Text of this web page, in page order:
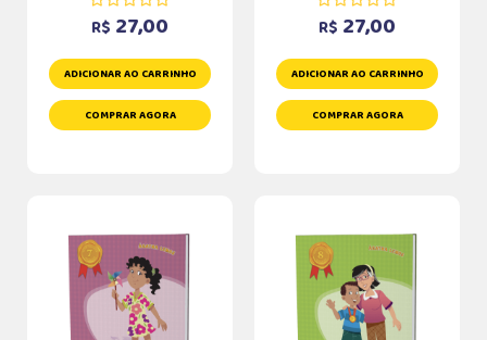
R$ 27,00
ADICIONAR AO CARRINHO
COMPRAR AGORA
R$ 27,00
ADICIONAR AO CARRINHO
COMPRAR AGORA